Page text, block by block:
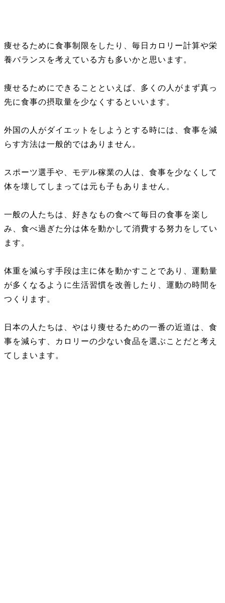
痩せるために食事制限をしたり、毎日カロリー計算や栄
養バランスを考えている方も多いかと思います。
痩せるためにできることといえば、多くの人がまず真っ
先に食事の摂取量を少なくするといいます。
外国の人がダイエットをしようとする時には、食事を減
らす方法は一般的ではありません。
スポーツ選手や、モデル稼業の人は、食事を少なくして
体を壊してしまっては元も子もありません。
一般の人たちは、好きなもの食べて毎日の食事を楽し
み、食べ過ぎた分は体を動かして消費する努力をしてい
ます。
体重を減らす手段は主に体を動かすことであり、運動量
が多くなるように生活習慣を改善したり、運動の時間を
つくります。
日本の人たちは、やはり痩せるための一番の近道は、食
事を減らす、カロリーの少ない食品を選ぶことだと考え
てしまいます。